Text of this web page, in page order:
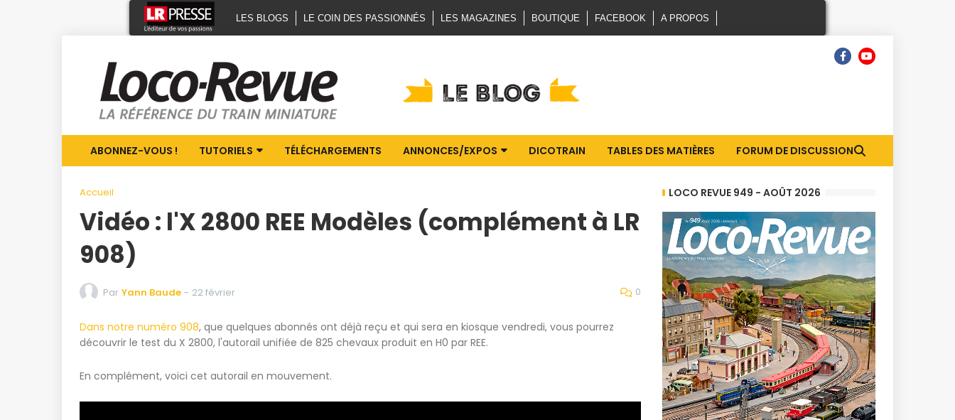
LES BLOGS LE COIN DES PASSIONNÉS LES MAGAZINES BOUTIQUE FACEBOOK A PROPOS
ABONNEZ-VOUS ! TUTORIELS TÉLÉCHARGEMENTS ANNONCES/EXPOS DICOTRAIN TABLES DES MATIÈRES FORUM DE DISCUSSION
Accueil
Vidéo : l'X 2800 REE Modèles (complément à LR
908)
Par Yann Baude - 22 février 0
Dans notre numéro 908, que quelques abonnés ont déjà reçu et qui sera en kiosque vendredi, vous pourrez
découvrir le test du X 2800, l'autorail unifiée de 825 chevaux produit en H0 par REE.
En complément, voici cet autorail en mouvement.
LOCO REVUE 949 - AOÛT 2026